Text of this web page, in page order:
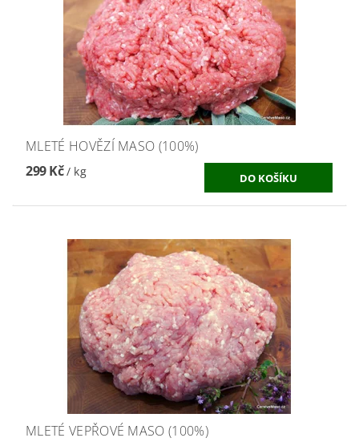
MLETÉ HOVĚZÍ MASO (100%)
299 Kč/ kg
MLETÉ VEPŘOVÉ MASO (100%)